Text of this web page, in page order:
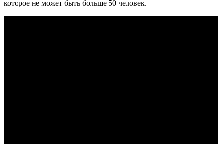
которое не может быть больше 50 человек.